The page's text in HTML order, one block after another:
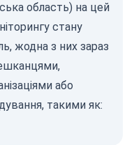
область) на цей
стану
жодна з них зараз
або
такими як: